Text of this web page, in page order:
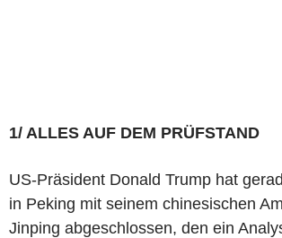
1/ ALLES AUF DEM PRÜFSTAND
US-Präsident Donald Trump hat
in Peking mit seinem chinesischen
Jinping abgeschlossen, den ein